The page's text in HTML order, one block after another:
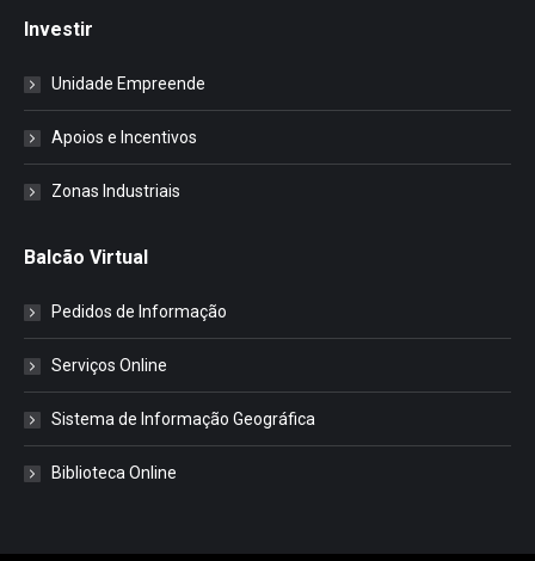
Investir
Unidade Empreende
Apoios e Incentivos
Zonas Industriais
Balcão Virtual
Pedidos de Informação
Serviços Online
Sistema de Informação Geográfica
Biblioteca Online